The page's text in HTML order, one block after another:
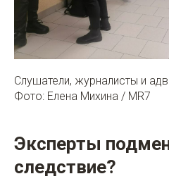
Слушатели, журналисты и
Фото: Елена Михина / MR7
Эксперты
следствие?